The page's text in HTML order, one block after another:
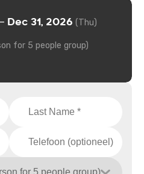
Dec 31, 2026 (Thu)
for 5 people group)